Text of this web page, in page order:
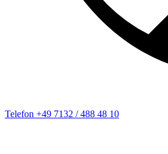
Telefon +49 7132 / 488 48 10